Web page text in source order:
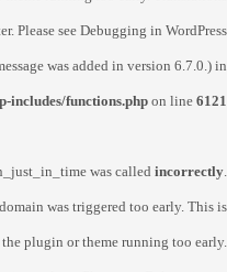
Please see Debugging in WordPress
was added in version 6.7.0.) in
includes/functions.php on line 6121
was called incorrectly.
domain was triggered too early. This is
plugin or theme running too early.